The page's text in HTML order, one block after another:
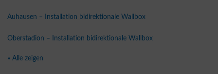
Auhausen – Installation bidirektionale Wallbox
Oberstadion – Installation bidirektionale Wallbox
» Alle zeigen